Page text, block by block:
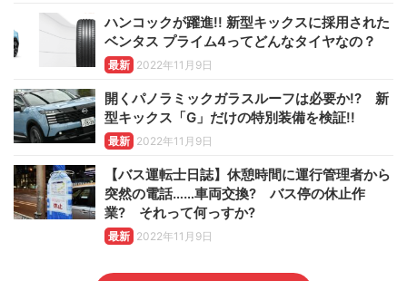
ハンコックが躍進!! 新型キックスに採用された
ベンタス プライム4ってどんなタイヤなの？
最新 2022年11月9日
開くパノラミックガラスルーフは必要か!? 新
型キックス「G」だけの特別装備を検証!!
最新 2022年11月9日
【バス運転士日誌】休憩時間に運行管理者から
突然の電話……車両交換? バス停の休止作
業? それって何っすか?
最新 2022年11月9日